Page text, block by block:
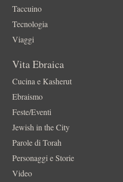
Taccuino
Tecnologia
Viaggi
Vita Ebraica
Cucina e Kasherut
Ebraismo
Feste/Eventi
Jewish in the City
Parole di Torah
Personaggi e Storie
Video